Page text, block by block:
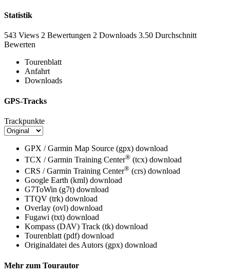
Statistik
543 Views 2 Bewertungen 2 Downloads 3.50 Durchschnitt
Bewerten
Tourenblatt
Anfahrt
Downloads
GPS-Tracks
Trackpunkte
GPX / Garmin Map Source (gpx) download
TCX / Garmin Training Center® (tcx) download
CRS / Garmin Training Center® (crs) download
Google Earth (kml) download
G7ToWin (g7t) download
TTQV (trk) download
Overlay (ovl) download
Fugawi (txt) download
Kompass (DAV) Track (tk) download
Tourenblatt (pdf) download
Originaldatei des Autors (gpx) download
Mehr zum Tourautor